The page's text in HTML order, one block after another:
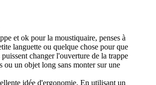
et ok pour la moustiquaire, penses à
languette ou quelque chose pour que
puissent changer l'ouverture de la trappe
ou un objet long sans monter sur une
idée d'ergonomie. En utilisant un